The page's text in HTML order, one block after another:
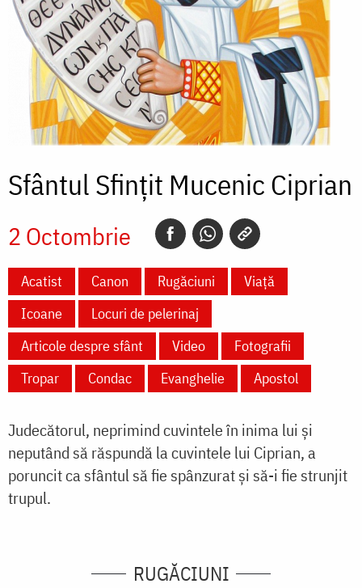
Sfântul Sfințit Mucenic Ciprian
2 Octombrie
Acatist Canon Rugăciuni
Viață
Icoane
Locuri de pelerinaj
Articole despre sfânt
Video
Fotografii
Tropar
Condac Evanghelie Apostol
Judecătorul, neprimind cuvintele în inima lui și
neputând să răspundă la cuvintele lui Ciprian, a
poruncit ca sfântul să fie spânzurat și să-i fie strunjit
trupul.
RUGĂCIUNI